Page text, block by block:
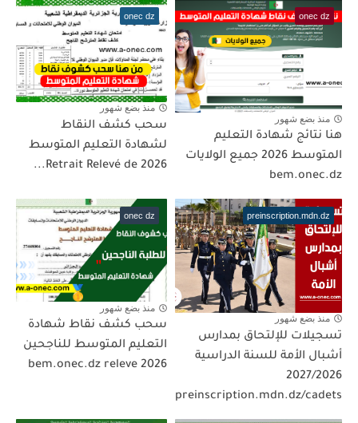
onec dz
منذ بضع شهور
هنا نتائج شهادة التعليم
المتوسط 2026 جميع الولايات
bem.onec.dz
onec dz
منذ بضع شهور
سحب كشف النقاط
لشهادة التعليم المتوسط
2026 Retrait Relevé de...
preinscription.mdn.dz
منذ بضع شهور
تسجيلات للإلتحاق بمدارس
أشبال الأمة للسنة الدراسية
2027/2026
preinscription.mdn.dz/cadets
onec dz
منذ بضع شهور
سحب كشف نقاط شهادة
التعليم المتوسط للناجحين
2026 bem.onec.dz releve